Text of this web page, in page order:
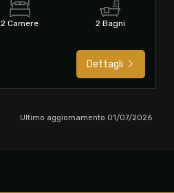
2 Camere 2 Bagni
Dettagli
Ultimo aggiornamento 01/07/2026